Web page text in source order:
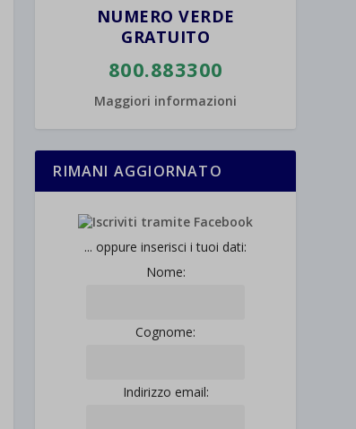
NUMERO VERDE
GRATUITO
800.883300
Maggiori informazioni
RIMANI AGGIORNATO
... oppure inserisci i tuoi dati:
Nome:
Cognome:
Indirizzo email: